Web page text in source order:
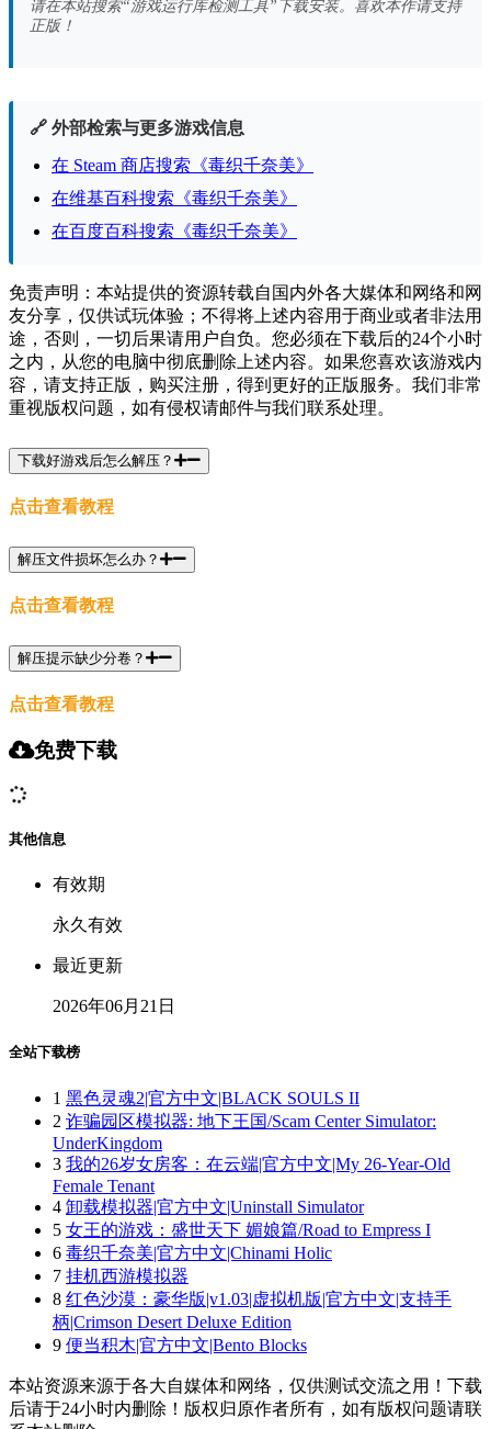
请在本站搜索“游戏运行库检测工具”下载安装。喜欢本作请支持
正版！
🔗 外部检索与更多游戏信息
在 Steam 商店搜索《毒织千奈美》
在维基百科搜索《毒织千奈美》
在百度百科搜索《毒织千奈美》
免责声明：本站提供的资源转载自国内外各大媒体和网络和网
友分享，仅供试玩体验；不得将上述内容用于商业或者非法用
途，否则，一切后果请用户自负。您必须在下载后的24个小时
之内，从您的电脑中彻底删除上述内容。如果您喜欢该游戏内
容，请支持正版，购买注册，得到更好的正版服务。我们非常
重视版权问题，如有侵权请邮件与我们联系处理。
下载好游戏后怎么解压？
点击查看教程
解压文件损坏怎么办？
点击查看教程
解压提示缺少分卷？
点击查看教程
免费下载
其他信息
有效期
永久有效
最近更新
2026年06月21日
全站下载榜
1 黑色灵魂2|官方中文|BLACK SOULS II
2 诈骗园区模拟器: 地下王国/Scam Center Simulator:
UnderKingdom
3 我的26岁女房客：在云端|官方中文|My 26-Year-Old
Female Tenant
4 卸载模拟器|官方中文|Uninstall Simulator
5 女王的游戏：盛世天下 媚娘篇/Road to Empress I
6 毒织千奈美|官方中文|Chinami Holic
7 挂机西游模拟器
8 红色沙漠：豪华版|v1.03|虚拟机版|官方中文|支持手
柄|Crimson Desert Deluxe Edition
9 便当积木|官方中文|Bento Blocks
本站资源来源于各大自媒体和网络，仅供测试交流之用！下载
后请于24小时内删除！版权归原作者所有，如有版权问题请联